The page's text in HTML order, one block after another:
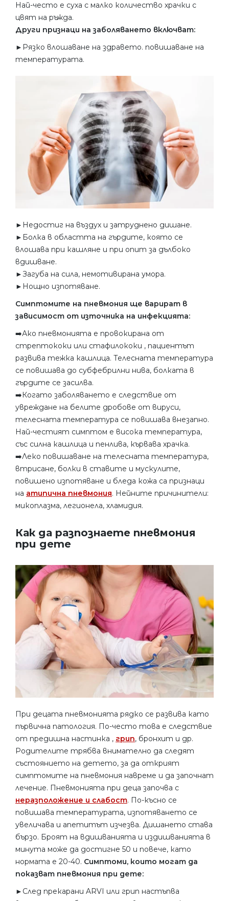
Най-често е суха с малко количество храчки с
цвят на ръжда.
Други признаци на заболяването включват:
►Рязко влошаване на здравето. повишаване на
температурата.
►Недостиг на въздух и затруднено дишане.
►Болка в областта на гърдите, която се
влошава при кашляне и при опит за дълбоко
вдишване.
►Загуба на сила, немотивирана умора.
►Нощно изпотяване.
Симптомите на пневмония ще варират в
зависимост от източника на инфекцията:
➡️Ако пневмонията е провокирана от
стрептококи или стафилококи , пациентът
развива тежка кашлица. Телесната температура
се повишава до субфебрилни нива, болката в
гърдите се засилва.
➡️Когато заболяването е следствие от
увреждане на белите дробове от вируси,
телесната температура се повишава внезапно.
Най-честият симптом е висока температура,
със силна кашлица и пенлива, кървава храчка.
➡️Леко повишаване на телесната температура,
втрисане, болки в ставите и мускулите,
повишено изпотяване и бледа кожа са признаци
на атипична пневмония. Нейните причинители:
микоплазма, легионела, хламидия.
Как да разпознаете пневмония
при дете
При децата пневмонията рядко се развива като
първична патология. По-често това е следствие
от предишна настинка , грип, бронхит и др.
Родителите трябва внимателно да следят
състоянието на детето, за да открият
симптомите на пневмония навреме и да започнат
лечение. Пневмонията при деца започва с
неразположение и слабост. По-късно се
повишава температурата, изпотяването се
увеличава и апетитът изчезва. Дишането става
бързо. Броят на вдишванията и издишванията в
минута може да достигне 50 и повече, като
нормата е 20-40. Симптоми, които могат да
показват пневмония при дете:
►След прекарани ARVI или грип настъпва